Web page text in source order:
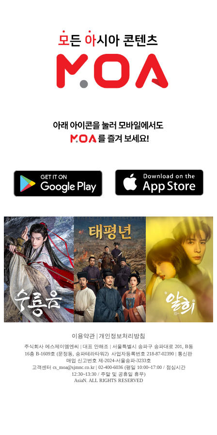
이용약관 개인정보처리방침
주식회사 에스제이엠엔씨 | 대표 안해조 | 서울특별시 송파구 송파대로 201, B동
16층 B-1609호 (문정동, 송파테라타워2) 사업자등록번호 218-87-02390 | 통신판
매업 신고번호 제-2024-서울송파-3233호
고객센터 cs_moa@sjmnc.co.kr | 02-400-6036 (평일 10:00~17:00 / 점심시간
12:30~13:30 / 주말 및 공휴일 휴무)
AsiaN. ALL RIGHTS RESERVED